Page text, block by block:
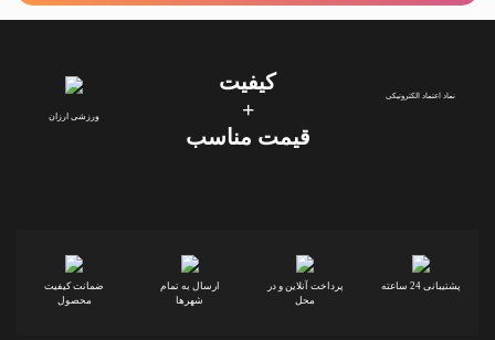
نماد اعتماد الکترونیکی
کیفیت
+
قیمت‌ مناسب
ورزشی ارزان
پشتیبانی 24 ساعته
پرداخت آنلاین و در
محل
ارسال به تمام
شهرها
ضمانت کیفیت
محصول